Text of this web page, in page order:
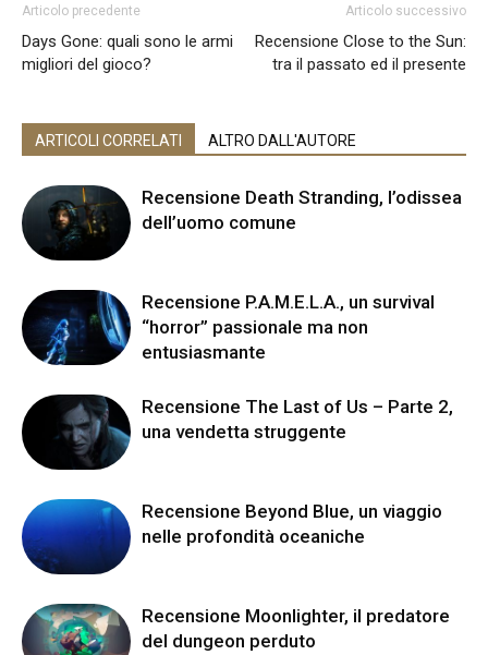
Articolo precedente
Days Gone: quali sono le armi
migliori del gioco?
Articolo successivo
Recensione Close to the Sun:
tra il passato ed il presente
ARTICOLI CORRELATI ALTRO DALL'AUTORE
Recensione Death Stranding, l’odissea
dell’uomo comune
Recensione P.A.M.E.L.A., un survival
“horror” passionale ma non
entusiasmante
Recensione The Last of Us – Parte 2,
una vendetta struggente
Recensione Beyond Blue, un viaggio
nelle profondità oceaniche
Recensione Moonlighter, il predatore
del dungeon perduto